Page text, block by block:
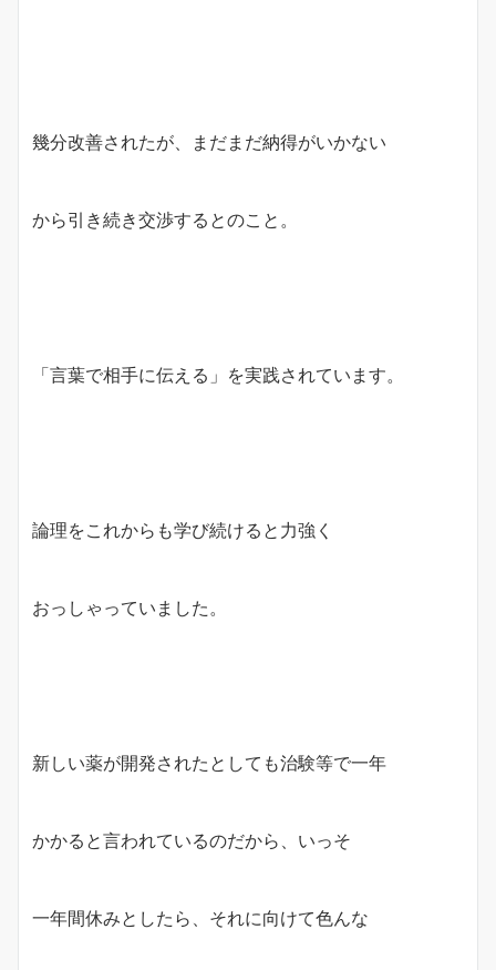
幾分改善されたが、まだまだ納得がいかない
から引き続き交渉するとのこと。
「言葉で相手に伝える」を実践されています。
論理をこれからも学び続けると力強く
おっしゃっていました。
新しい薬が開発されたとしても治験等で一年
かかると言われているのだから、いっそ
一年間休みとしたら、それに向けて色んな